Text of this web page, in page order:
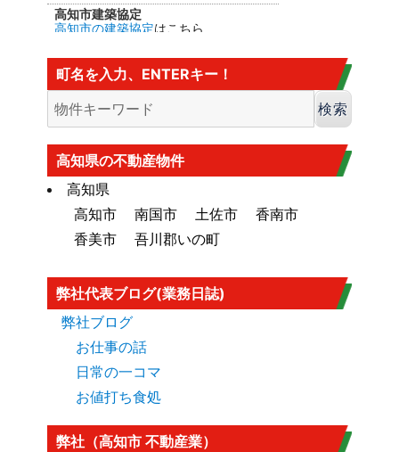
高知市建築協定
高知市の建築協定はこちら
高知市の建法22条区域
はこちら・・・
カヤ葺き、ログハウスはダメ
香南市の海抜
香南市の海抜（標高）
高知市大規模盛土造成地マップ
ら
町名を入力、ENTERキー！
高知県の不動産物件
高知県
高知市
南国市 土佐市
香南市
香美市
吾川郡いの町
弊社代表ブログ(業務日誌)
弊社ブログ
お仕事の話
日常の一コマ
お値打ち食処
弊社（高知市 不動産業）